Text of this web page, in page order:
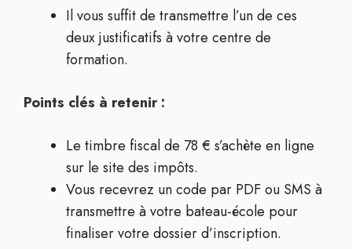
Il vous suffit de transmettre l’un de ces
deux justificatifs à votre centre de
formation.
Points clés à retenir :
Le timbre fiscal de 78 € s’achète en ligne
sur le site des impôts.
Vous recevrez un code par PDF ou SMS à
transmettre à votre bateau-école pour
finaliser votre dossier d’inscription.